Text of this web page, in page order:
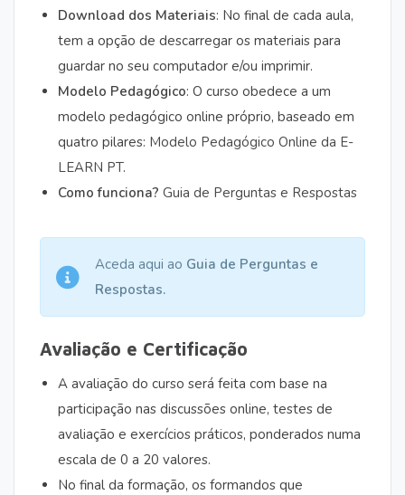
Download dos Materiais: No final de cada aula,
tem a opção de descarregar os materiais para
guardar no seu computador e/ou imprimir.
Modelo Pedagógico: O curso obedece a um
modelo pedagógico online próprio, baseado em
quatro pilares: Modelo Pedagógico Online da E-
LEARN PT.
Como funciona? Guia de Perguntas e Respostas
Aceda aqui ao Guia de Perguntas e
Respostas.
Avaliação e Certificação
A avaliação do curso será feita com base na
participação nas discussões online, testes de
avaliação e exercícios práticos, ponderados numa
escala de 0 a 20 valores.
No final da formação, os formandos que